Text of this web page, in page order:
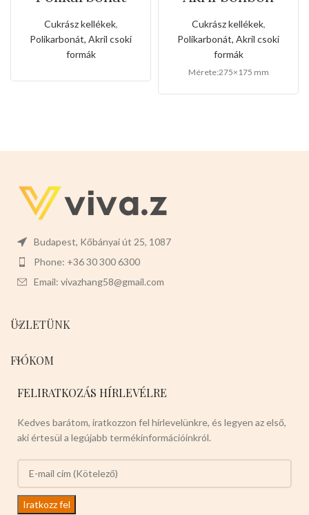
forma-karácsony
Cukrász kellékek,
Polikarbonát, Akril csoki
formák
forma – 275×175
mm
Cukrász kellékek,
Polikarbonát, Akril csoki
formák
Mérete:275×175 mm
Budapest, Kőbányai út 25, 1087
Phone: +36 30 300 6300
Email: vivazhang58@gmail.com
ÜZLETÜNK
FIÓKOM
FELIRATKOZÁS HÍRLEVÉLRE
Kedves barátom, iratkozzon fel hírlevelünkre, és legyen az első,
aki értesül a legújabb termékinformációinkról.